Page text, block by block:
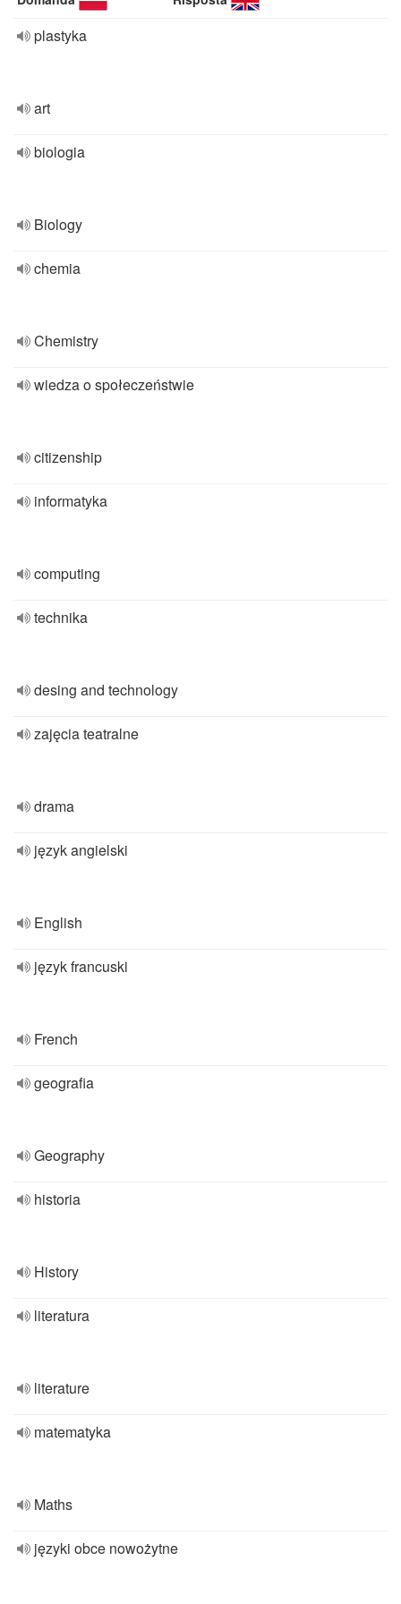
plastyka
art
biologia
Biology
chemia
Chemistry
wiedza o społeczeństwie
citizenship
informatyka
computing
technika
desing and technology
zajęcia teatralne
drama
język angielski
English
język francuski
French
geografia
Geography
historia
History
literatura
literature
matematyka
Maths
języki obce nowożytne